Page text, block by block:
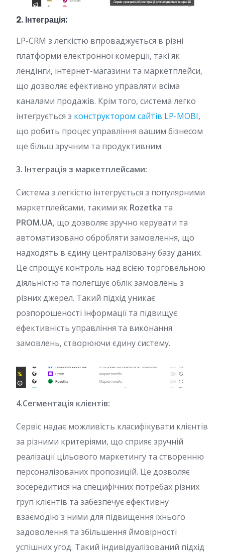
2. Інтеграція:
LP-CRM з легкістю впроваджується в різні
платформи електронної комерції, такі як
лендінги, інтернет-магазини та маркетплейси,
що дозволяє ефективно управляти всіма
каналами продажів. Крім того, система легко
інтегрується з конструктором сайтів LP-MOBI,
що робить процес управління вашим бізнесом
ще більш зручним та продуктивним.
3. Інтеграція з маркетплейсами:
Система з легкістю інтегрується з популярними
маркетплейсами, такими як Rozetka та
PROM.UA, що дозволяє зручно керувати та
автоматизовано обробляти замовлення, що
надходять в єдину централізовану базу даних.
Це спрощує контроль над всією торговельною
діяльністю та полегшує облік замовлень з
різних джерел. Такий підхід уникає
розпорошеності інформації та підвищує
ефективність управління та виконання
замовлень, створюючи єдину систему.
4.Сегментація клієнтів:
Сервіс надає можливість класифікувати клієнтів
за різними критеріями, що сприяє зручній
реалізації цільового маркетингу та створенню
персоналізованих пропозицій. Це дозволяє
зосередитися на специфічних потребах різних
груп клієнтів та забезпечує ефективну
взаємодію з ними для підвищення їхнього
задоволення та збільшення ймовірності
успішних угод. Такий індивідуалізований підхід